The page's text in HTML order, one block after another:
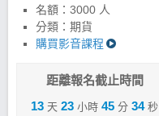
名額：3000 人
分類：期貨
購買影音課程
距離報名截止時間
13 天 23 小時 45 分 33秒